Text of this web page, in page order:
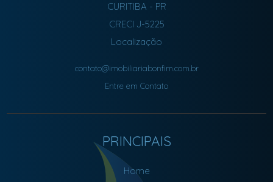
CURITIBA - PR
CRECI J-5225
Localização
contato@imobiliariabonfim.com.br
Entre em Contato
PRINCIPAIS
Home